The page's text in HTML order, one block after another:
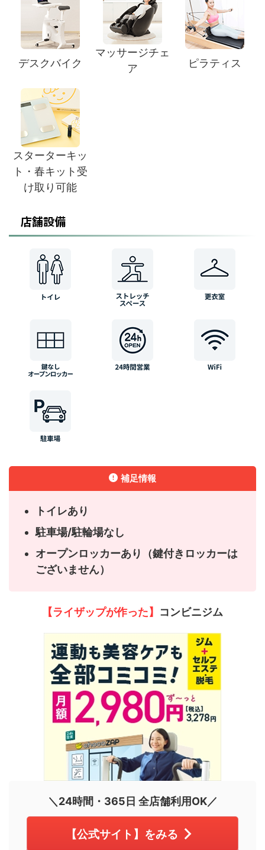
デスクバイク
マッサージチェ
ア
ピラティス
スターターキッ
ト・春キット受
け取り可能
店舗設備
補足情報
トイレあり
駐車場/駐輪場なし
オープンロッカーあり（鍵付きロッカーは
ございません）
【ライザップが作った】 コンビニジム
＼24時間・365日 全店舗利用OK／
【公式サイト】をみる